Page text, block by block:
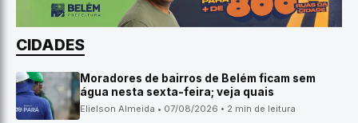
CIDADES
Moradores de bairros de Belém ficam sem
água nesta sexta-feira; veja quais
Elielson Almeida • 07/08/2026 • 2 min de leitura